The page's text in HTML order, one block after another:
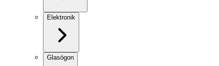
Elektronik
Glasögon